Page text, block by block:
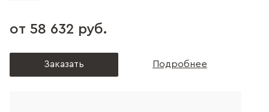
от 58 632 руб.
Заказать Подробнее